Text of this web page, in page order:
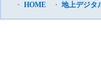
・ HOME ・ 地上デジタ